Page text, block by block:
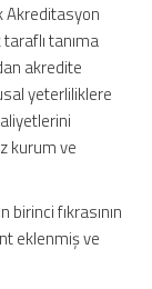
Akreditasyon
tanıma
akredite
yeterliliklere
kurum ve
fıkrasının
eklenmiş ve